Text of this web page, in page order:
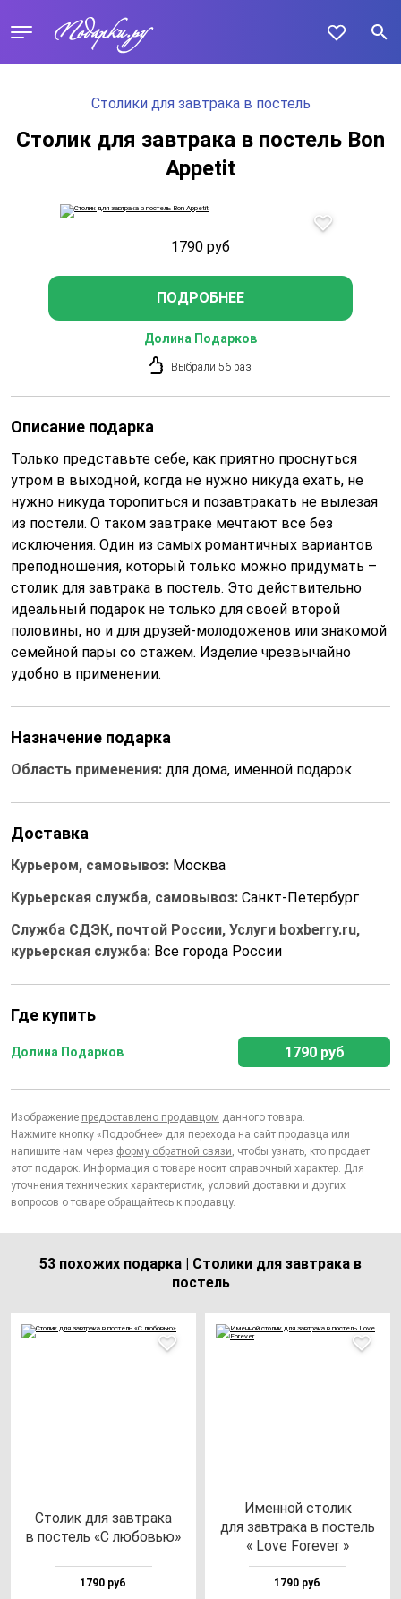
Столики для завтрака в постель
Столик для завтрака в постель Bon
Appetit
1790 руб
ПОДРОБНЕЕ
Долина Подарков
Выбрали 56 раз
Описание подарка
Только представьте себе, как приятно проснуться
утром в выходной, когда не нужно никуда ехать, не
нужно никуда торопиться и позавтракать не вылезая
из постели. О таком завтраке мечтают все без
исключения. Один из самых романтичных вариантов
преподношения, который только можно придумать –
столик для завтрака в постель. Это действительно
идеальный подарок не только для своей второй
половины, но и для друзей-молодоженов или знакомой
семейной пары со стажем. Изделие чрезвычайно
удобно в применении.
Назначение подарка
Область применения: для дома, именной подарок
Доставка
Курьером, самовывоз: Москва
Курьерская служба, самовывоз: Санкт-Петербург
Служба СДЭК, почтой России, Услуги boxberry.ru,
курьерская служба: Все города России
Где купить
Долина Подарков 1790 руб
Изображение предоставлено продавцом данного товара.
Нажмите кнопку «Подробнее» для перехода на сайт продавца или
напишите нам через форму обратной связи, чтобы узнать, кто продает
этот подарок. Информация о товаре носит справочный характер. Для
уточнения технических характеристик, условий доставки и других
вопросов о товаре обращайтесь к продавцу.
53 похожих подарка | Столики для завтрака в
постель
Сто­лик для зав­тра­ка
в пос­тель «С лю­бовью»
1790 руб
Имен­ной сто­лик
для зав­тра­ка в пос­тель
« Love Fore­ver »
1790 руб